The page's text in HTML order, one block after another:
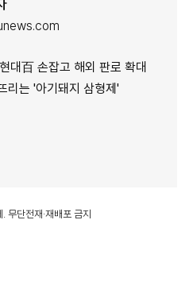
대百 손잡고 해외 판로 확대
리는 '아기돼지 삼형제'
단전재·재배포 금지